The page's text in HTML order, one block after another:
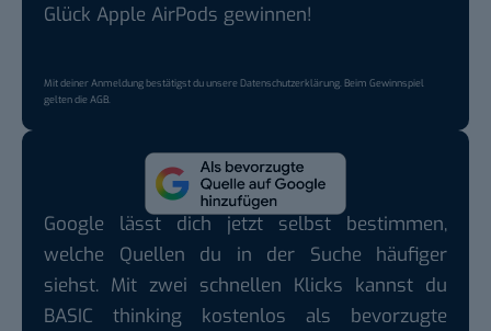
Glück Apple AirPods gewinnen!
Mit deiner Anmeldung bestätigst du unsereDatenschutzerklärung. Beim Gewinnspiel
gelten dieAGB.
Google lässt dich jetzt selbst bestimmen,
welche Quellen du in der Suche häufiger
siehst. Mit zwei schnellen Klicks kannst du
BASIC thinking kostenlos als bevorzugte